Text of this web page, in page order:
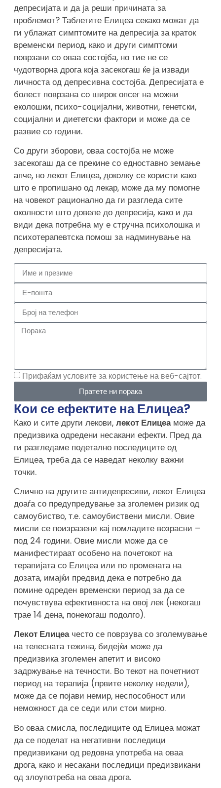
депресијата и да ја реши причината за
проблемот? Таблетите Елицеа секако можат да
ги ублажат симптомите на депресија за краток
временски период, како и други симптоми
поврзани со оваа состојба, но тие не се
чудотворна дрога која засекогаш ќе ја извади
личноста од депресивна состојба. Депресијата е
болест поврзана со широк опсег на можни
еколошки, психо-социјални, животни, генетски,
социјални и диететски фактори и може да се
развие со години.
Со други зборови, оваа состојба не може
засекогаш да се прекине со едноставно земање
апче, но лекот Елицеа, доколку се користи како
што е пропишано од лекар, може да му помогне
на човекот рационално да ги разгледа сите
околности што довеле до депресија, како и да
види дека потребна му е стручна психолошка и
психотерапевтска помош за надминување на
депресијата.
Прифаќам условите за користење на веб-сајтот.
Пратете ни порака
Кои се ефектите на Елицеа?
Како и сите други лекови, лекот Елицеаможе да
предизвика одредени несакани ефекти. Пред да
ги разгледаме подетално последиците од
Елицеа, треба да се наведат неколку важни
точки.
Слично на другите антидепресиви, лекот Елицеа
доаѓа со предупредување за зголемен ризик од
самоубиство, т.е. самоубиствени мисли. Овие
мисли се поизразени кај помладите возрасни –
под 24 години. Овие мисли може да се
манифестираат особено на почетокот на
терапијата со Елицеа или по промената на
дозата, имајќи предвид дека е потребно да
помине одреден временски период за да се
почувствува ефективноста на овој лек (некогаш
трае 14 дена, понекогаш подолго).
Лекот Елицеачесто се поврзува со зголемување
на телесната тежина, бидејќи може да
предизвика зголемен апетит и високо
задржување на течности. Во текот на почетниот
период на терапија (првите неколку недели),
може да се појави немир, неспособност или
неможност да се седи или стои мирно.
Во оваа смисла, последиците од Елицеа можат
да се поделат на негативни последици
предизвикани од редовна употреба на оваа
дрога, како и несакани последици предизвикани
од злоупотреба на оваа дрога.